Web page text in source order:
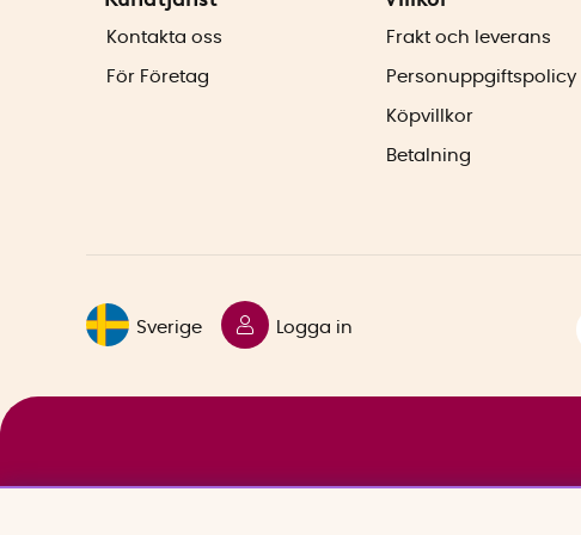
Kontakta oss
För Företag
Frakt och leverans
Personuppgiftspolicy
Köpvillkor
Betalning
Sverige Logga in